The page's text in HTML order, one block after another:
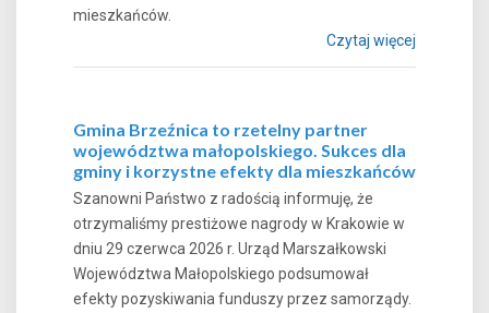
mieszkańców.
Czytaj więcej
Gmina Brzeźnica to rzetelny partner
województwa małopolskiego. Sukces dla
gminy i korzystne efekty dla mieszkańców
Szanowni Państwo z radością informuję, że
otrzymaliśmy prestiżowe nagrody w Krakowie w
dniu 29 czerwca 2026 r. Urząd Marszałkowski
Województwa Małopolskiego podsumował
efekty pozyskiwania funduszy przez samorządy.